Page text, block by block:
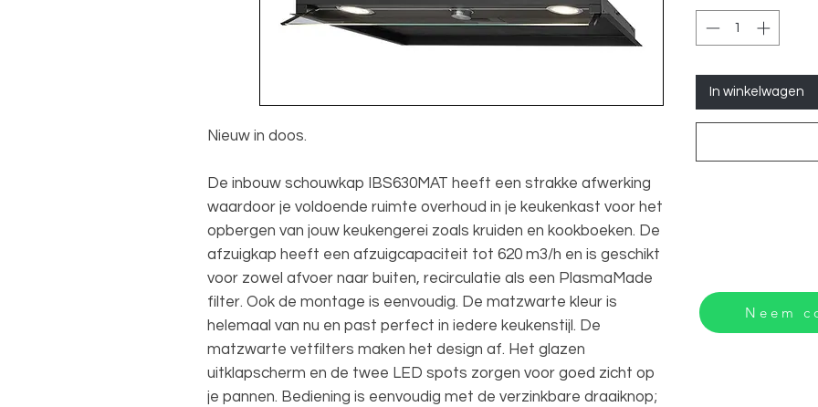
Nieuw in doos.
De inbouw schouwkap IBS630MAT heeft een strakke afwerking
waardoor je voldoende ruimte overhoud in je keukenkast voor het
opbergen van jouw keukengerei zoals kruiden en kookboeken. De
afzuigkap heeft een afzuigcapaciteit tot 620 m3/h en is geschikt
voor zowel afvoer naar buiten, recirculatie als een PlasmaMade
filter. Ook de montage is eenvoudig. De matzwarte kleur is
helemaal van nu en past perfect in iedere keukenstijl. De
matzwarte vetfilters maken het design af. Het glazen
uitklapscherm en de twee LED spots zorgen voor goed zicht op
je pannen. Bediening is eenvoudig met de verzinkbare draaiknop;
In winkelwagen
Neem